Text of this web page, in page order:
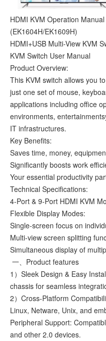
HDMI KVM Operation Manual
(EK1604H/EK1609H)
HDMI+USB Multi-View KVM
KVM Switch User Manual
Product Overview:
This KVM switch allows you
just one set of mouse,
applications including office
environments,
IT infrastructures.
Key Benefits:
Saves time, money,
Significantly boosts work
Your essential productivity
Technical Specifications:
4-Port & 9-Port HDMI KVM
Flexible Display Modes:
Single-screen focus on
Multi-view screen splitting
Simultaneous display of
一、Product features
1）Sleek Design & Easy
chassis for seamless
2）Cross-Platform
Linux, Netware, Unix, and
Peripheral Support:
and other 2.0 devices.